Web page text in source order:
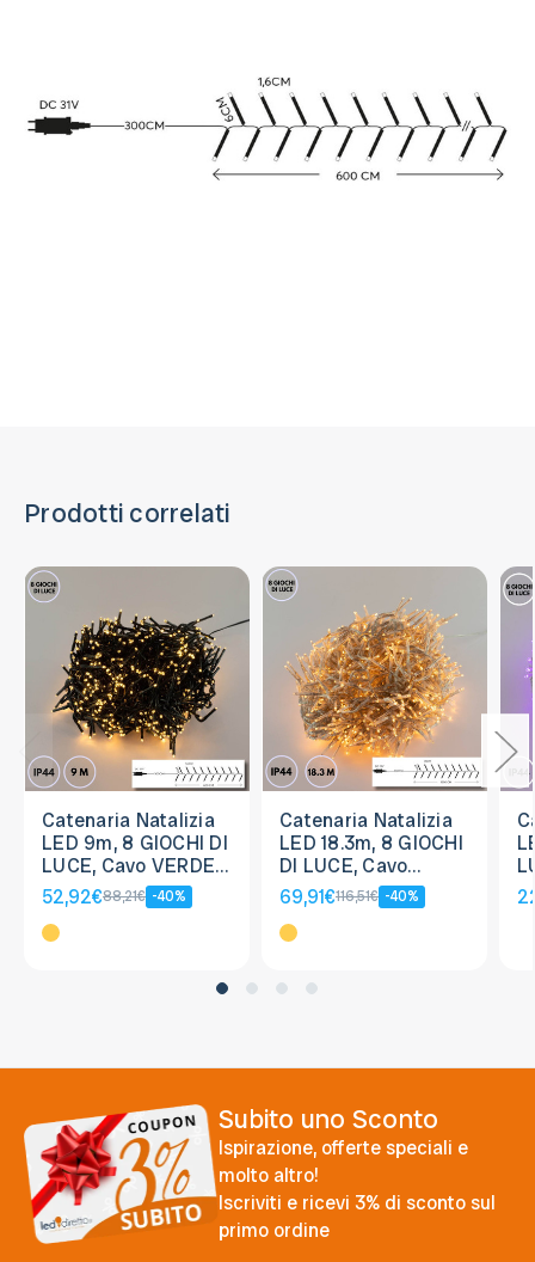
Prodotti correlati
Catenaria Natalizia
LED 9m, 8 GIOCHI DI
LUCE, Cavo VERDE,
IP44
52,92€88,21€ -40%
Catenaria Natalizia
LED 18.3m, 8 GIOCHI
DI LUCE, Cavo
TRASPARENTE, IP44
69,91€116,51€ -40%
Subito uno Sconto
Ispirazione, offerte speciali e
molto altro!
Iscriviti e ricevi 3% di sconto sul
primo ordine